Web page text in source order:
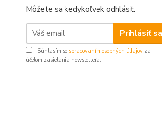
Môžete sa kedykoľvek odhlásiť.
Prihlásiť sa
Súhlasím so spracovaním osobných údajov za
účelom zasielania newslettera.